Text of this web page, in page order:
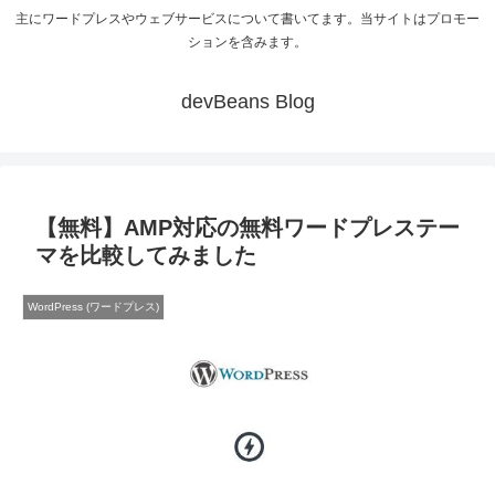
主にワードプレスやウェブサービスについて書いてます。当サイトはプロモー
ションを含みます。
devBeans Blog
【無料】AMP対応の無料ワードプレステー
マを比較してみました
WordPress (ワードプレス)